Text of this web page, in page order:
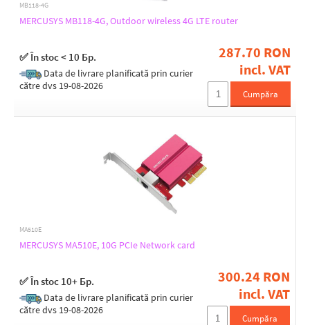
MB118-4G
MERCUSYS MB118-4G, Outdoor wireless 4G LTE router
✅ În stoc < 10 Бр.
Data de livrare planificată prin curier
către dvs 19-08-2026
287.70 RON
incl. VAT
Cumpăra
MA510E
MERCUSYS MA510E, 10G PCIe Network card
✅ În stoc 10+ Бр.
Data de livrare planificată prin curier
către dvs 19-08-2026
300.24 RON
incl. VAT
Cumpăra